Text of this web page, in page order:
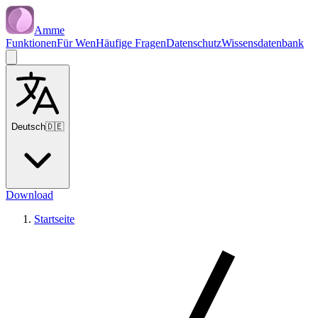
Amme
FunktionenFür WenHäufige FragenDatenschutzWissensdatenbank
Deutsch🇩🇪
Download
Startseite